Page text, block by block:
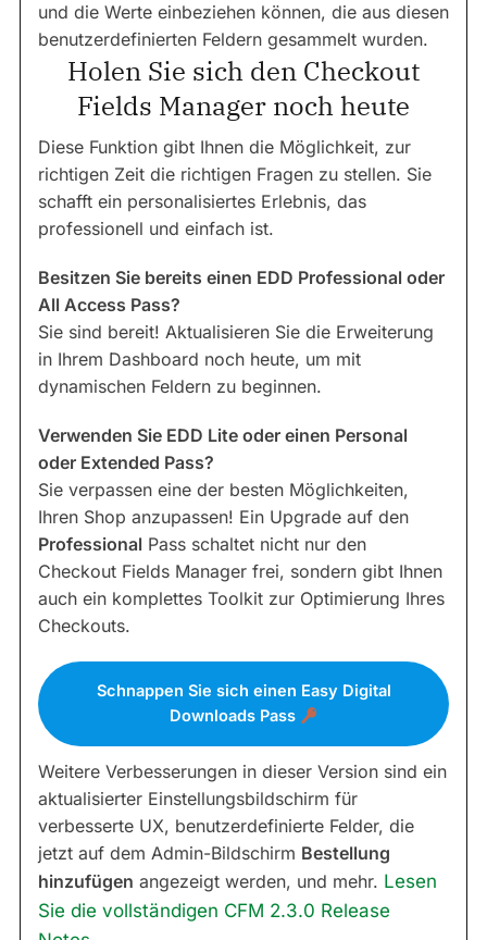
und die Werte einbeziehen können, die aus diesen
benutzerdefinierten Feldern gesammelt wurden.
Holen Sie sich den Checkout
Fields Manager noch heute
Diese Funktion gibt Ihnen die Möglichkeit, zur
richtigen Zeit die richtigen Fragen zu stellen. Sie
schafft ein personalisiertes Erlebnis, das
professionell und einfach ist.
Besitzen Sie bereits einen EDD Professional oder
All Access Pass?
Sie sind bereit! Aktualisieren Sie die Erweiterung
in Ihrem Dashboard noch heute, um mit
dynamischen Feldern zu beginnen.
Verwenden Sie EDD Lite oder einen Personal
oder Extended Pass?
Sie verpassen eine der besten Möglichkeiten,
Ihren Shop anzupassen! Ein Upgrade auf den
Professional Pass schaltet nicht nur den
Checkout Fields Manager frei, sondern gibt Ihnen
auch ein komplettes Toolkit zur Optimierung Ihres
Checkouts.
Schnappen Sie sich einen Easy Digital
Downloads Pass
Weitere Verbesserungen in dieser Version sind ein
aktualisierter Einstellungsbildschirm für
verbesserte UX, benutzerdefinierte Felder, die
jetzt auf dem Admin-Bildschirm Bestellung
hinzufügen angezeigt werden, und mehr. Lesen
Sie die vollständigen CFM 2.3.0 Release